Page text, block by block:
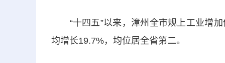
“十四五”以来，漳州全市规上工业增加
均增长19.7%，均位居全省第二。